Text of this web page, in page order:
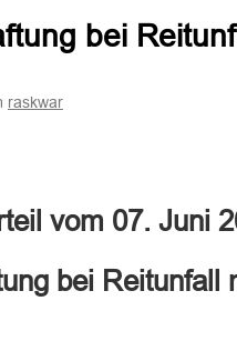
bei
raskwar
vom 07. Juni
bei Reitunfall